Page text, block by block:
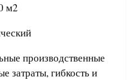
м2
производственные
затраты, гибкость и